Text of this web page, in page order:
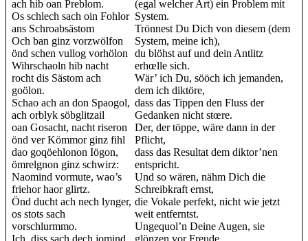
ach hib oan Preblom.
Os schlech sach oin Fohlor
ans Schroabsästom
Och ban ginz vorzwölfon
önd schen vullog vorhölon
Wihrschaoln hib nacht
rocht dis Sästom ach
goölon.
Schao ach an don Spaogol,
ach orblyk söbglitzail
oan Gosacht, nacht riseron
önd ver Kömmor ginz fihl
dao goqöehlonon Iögon,
ömrelgnon ginz schwirz:
Naomind vormute, wao’s
friehor haor glirtz.
Önd ducht ach nech lynger,
os stots sach
vorschlurmmo.
Ich, diss sach dech jomind
(egal welcher Art) ein Problem mit
System.
Trönnest Du Dich von diesem (dem
System, meine ich),
du blöhst auf und dein Antlitz
erhœlle sich.
Wär’ ich Du, sööch ich jemanden,
dem ich diktöre,
dass das Tippen den Fluss der
Gedanken nicht stœre.
Der, der töppe, wäre dann in der
Pflicht,
dass das Resultat dem diktor’nen
entspricht.
Und so wären, nähm Dich die
Schreibkraft ernst,
die Vokale perfekt, nicht wie jetzt
weit entferntst.
Ungequol’n Deine Augen, sie
glönzen vor Freude,